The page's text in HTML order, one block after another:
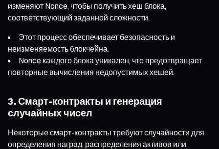
изменяют Nonce, чтобы получить хеш блока,
соответствующий заданной сложности.
Этот процесс обеспечивает безопасность и
неизменяемость блокчейна.
Nonce каждого блока уникален, что предотвращает
повторные вычисления недопустимых хешей.
3. Смарт-контракты и генерация
случайных чисел
Некоторые смарт-контракты требуют случайности для
определения наград, распределения активов или